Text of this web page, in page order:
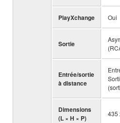
PlayXchange Oui
Sortie
Entrée/sortie
à distance
Dimensions
(L × H × P)
435